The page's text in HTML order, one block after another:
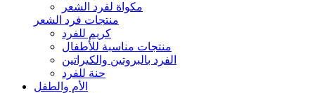
مكواة لفرد الشعر
منتجات فرد الشعر
كريم للفرد
منتجات مناسبة للأطفال
الفرد بالبروتين والكيراتين
حنة للفرد
الأم والطفل